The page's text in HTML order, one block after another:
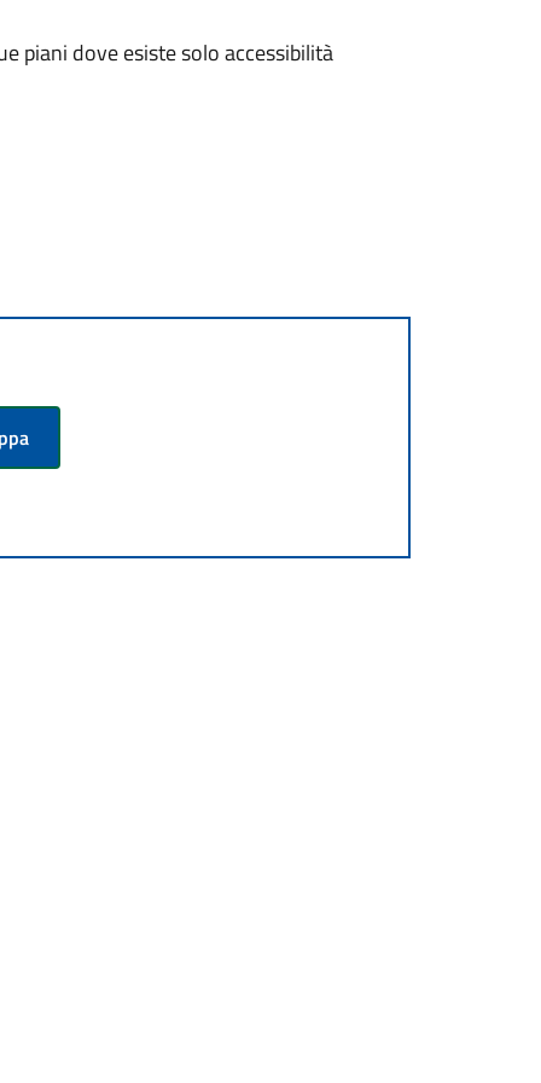
piani dove esiste solo accessibilità